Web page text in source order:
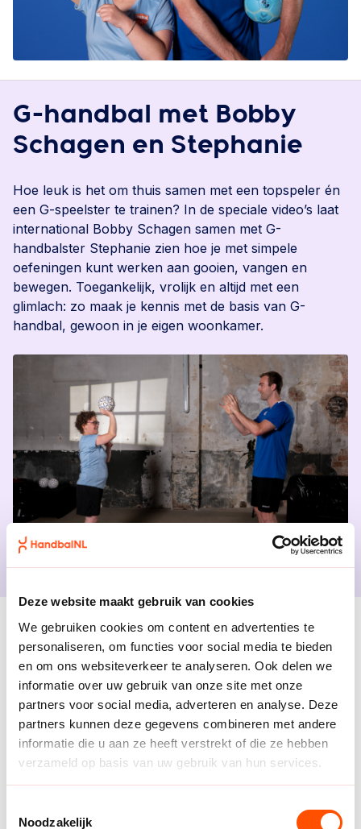
Deze website maakt gebruik van cookies
We gebruiken cookies om content en advertenties te
personaliseren, om functies voor social media te bieden
en om ons websiteverkeer te analyseren. Ook delen we
informatie over uw gebruik van onze site met onze
partners voor social media, adverteren en analyse. Deze
partners kunnen deze gegevens combineren met andere
informatie die u aan ze heeft verstrekt of die ze hebben
verzameld op basis van uw gebruik van hun services.
Noodzakelijk
G-handbal met Bobby
Schagen en Stephanie
Hoe leuk is het om thuis samen met een topspeler én
een G-speelster te trainen? In de speciale video’s laat
international Bobby Schagen samen met G-
handbalster Stephanie zien hoe je met simpele
oefeningen kunt werken aan gooien, vangen en
bewegen. Toegankelijk, vrolijk en altijd met een
glimlach: zo maak je kennis met de basis van G-
handbal, gewoon in je eigen woonkamer.
Rolstoelhandbal met
Joyce & Mieke
Ook rolstoelhandbal krijgt een podium in Uniek
Sporten Thuis. Niemand minder dan (ex)internationals
Joyce van Haaster en Mieke van Chastelet geven jou
tips en tricks om de sport onder de knie te krijgen. Van
het rollen met snelheid tot schieten op doel, in deze
rolstoelhandbal kennen. Alle work-outs zijn volledig